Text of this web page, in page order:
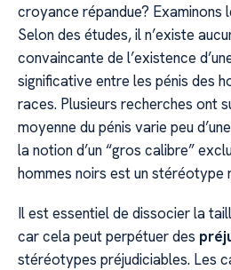
croyance répandue? Examinons
Selon des études, il n’existe
convaincante de l’existence
significative entre les pénis des
races. Plusieurs recherches ont
moyenne du pénis varie peu
la notion d’un “gros calibre”
hommes noirs est un stéréotype
Il est essentiel de dissocier la
car cela peut perpétuer des
stéréotypes préjudiciables. Les